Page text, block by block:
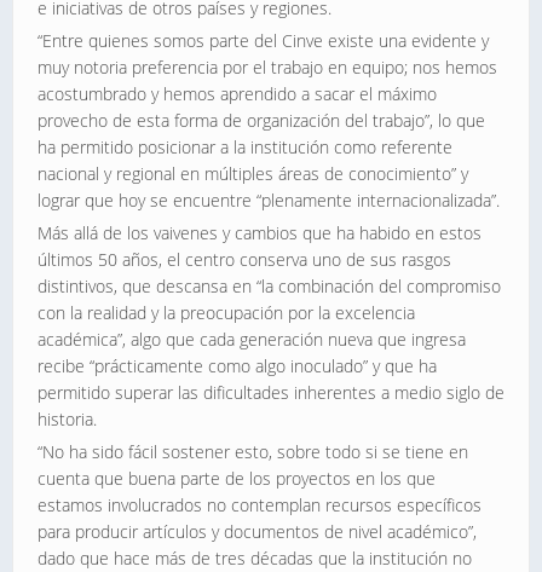
e iniciativas de otros países y regiones.
“Entre quienes somos parte del Cinve existe una evidente y
muy notoria preferencia por el trabajo en equipo; nos hemos
acostumbrado y hemos aprendido a sacar el máximo
provecho de esta forma de organización del trabajo”, lo que
ha permitido posicionar a la institución como referente
nacional y regional en múltiples áreas de conocimiento” y
lograr que hoy se encuentre “plenamente internacionalizada”.
Más allá de los vaivenes y cambios que ha habido en estos
últimos 50 años, el centro conserva uno de sus rasgos
distintivos, que descansa en “la combinación del compromiso
con la realidad y la preocupación por la excelencia
académica”, algo que cada generación nueva que ingresa
recibe “prácticamente como algo inoculado” y que ha
permitido superar las dificultades inherentes a medio siglo de
historia.
“No ha sido fácil sostener esto, sobre todo si se tiene en
cuenta que buena parte de los proyectos en los que
estamos involucrados no contemplan recursos específicos
para producir artículos y documentos de nivel académico”,
dado que hace más de tres décadas que la institución no